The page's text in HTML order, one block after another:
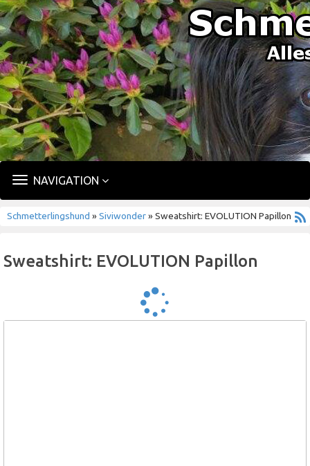
TOGGLE
NAVIGATION
Schmetterlingshund »Siviwonder» Sweatshirt: EVOLUTION Papillon
Sweatshirt: EVOLUTION Papillon